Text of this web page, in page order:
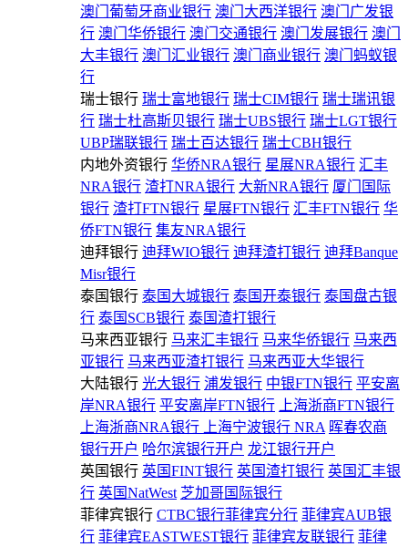
澳门葡萄牙商业银行 澳门大西洋银行 澳门广发银
行 澳门华侨银行 澳门交通银行 澳门发展银行 澳门
大丰银行 澳门汇业银行 澳门商业银行 澳门蚂蚁银
行
瑞士银行 瑞士富地银行 瑞士CIM银行 瑞士瑞讯银
行 瑞士杜高斯贝银行 瑞士UBS银行 瑞士LGT银行
UBP瑞联银行 瑞士百达银行 瑞士CBH银行
内地外资银行 华侨NRA银行 星展NRA银行 汇丰
NRA银行 渣打NRA银行 大新NRA银行 厦门国际
银行 渣打FTN银行 星展FTN银行 汇丰FTN银行 华
侨FTN银行 集友NRA银行
迪拜银行 迪拜WIO银行 迪拜渣打银行 迪拜Banque
Misr银行
泰国银行 泰国大城银行 泰国开泰银行 泰国盘古银
行 泰国SCB银行 泰国渣打银行
马来西亚银行 马来汇丰银行 马来华侨银行 马来西
亚银行 马来西亚渣打银行 马来西亚大华银行
大陆银行 光大银行 浦发银行 中银FTN银行 平安离
岸NRA银行 平安离岸FTN银行
上海浙商FTN银行
上海浙商NRA银行
上海宁波银行 NRA 晖春农商
银行开户 哈尔滨银行开户 龙江银行开户
英国银行 英国FINT银行 英国渣打银行 英国汇丰银
行 英国NatWest 芝加哥国际银行
菲律宾银行 CTBC银行菲律宾分行 菲律宾AUB银
行 菲律宾EASTWEST银行 菲律宾友联银行 菲律